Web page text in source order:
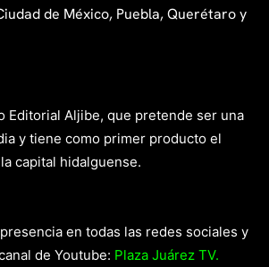
de México, Puebla, Querétaro y
Editorial Aljibe, que pretende ser una
y tiene como primer producto el
capital hidalguense.
en todas las redes sociales y
de Youtube: Plaza Juárez TV.